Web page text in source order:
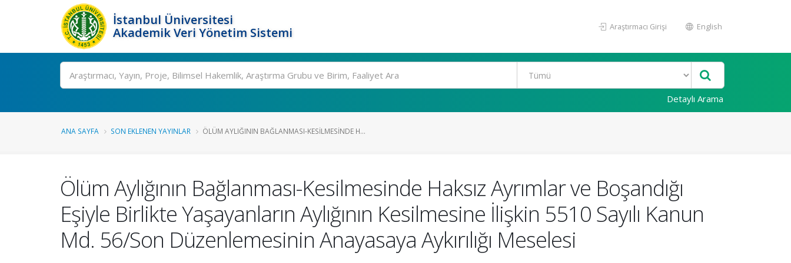
İstanbul Üniversitesi
Akademik Veri Yönetim Sistemi
Araştırmacı Girişi English
Ara
Detaylı Arama
ANA SAYFA SON EKLENEN YAYINLAR ÖLÜM AYLIĞININ BAĞLANMASI-KESILMESINDE H...
Ölüm Aylığının Bağlanması-Kesilmesinde Haksız Ayrımlar ve Boşandığı
Eşiyle Birlikte Yaşayanların Aylığının Kesilmesine İlişkin 5510 Sayılı Kanun
Md. 56/Son Düzenlemesinin Anayasaya Aykırılığı Meselesi